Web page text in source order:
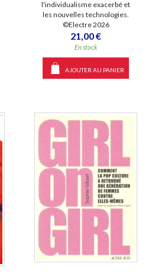
l'individualisme exacerbé et
les nouvelles technologies.
©Electre 2026
21,00 €
En stock
AJOUTER AU PANIER